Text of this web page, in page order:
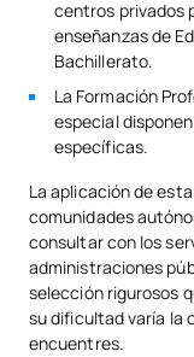
centros privados
enseñanzas de
Bachillerato.
La Formación
especial
específicas.
La aplicación de
comunidades
consultar con los
administraciones
selección rigurosos
su dificultad varía la
encuentres.